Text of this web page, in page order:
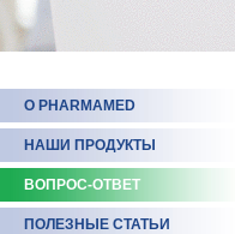
О PHARMAMED
НАШИ ПРОДУКТЫ
ВОПРОС-ОТВЕТ
ПОЛЕЗНЫЕ СТАТЬИ